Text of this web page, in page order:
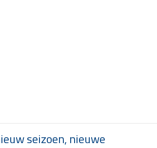
seizoen, nieuwe